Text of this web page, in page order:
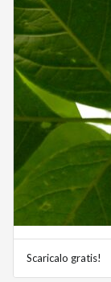
Scaricalo gratis!